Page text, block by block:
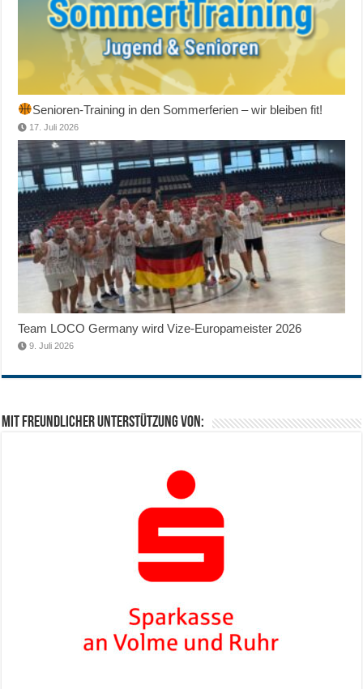
Senioren-Training in den Sommerferien – wir bleiben fit!
17. Juli 2026
Team LOCO Germany wird Vize-Europameister 2026
9. Juli 2026
Mit freundlicher Unterstützung von: